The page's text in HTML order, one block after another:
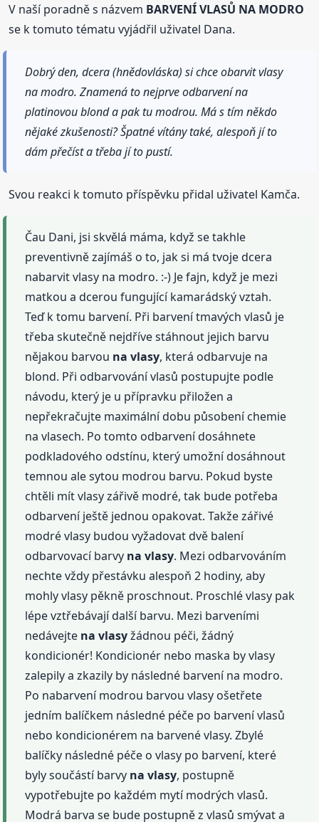
V naší poradně s názvem BARVENÍ VLASŮ NA MODRO
se k tomuto tématu vyjádřil uživatel Dana.
Dobrý den, dcera (hnědovláska) si chce obarvit vlasy
na modro. Znamená to nejprve odbarvení na
platinovou blond a pak tu modrou. Má s tím někdo
nějaké zkušenosti? Špatné vítány také, alespoň jí to
dám přečíst a třeba jí to pustí.
Svou reakci k tomuto příspěvku přidal uživatel Kamča.
Čau Dani, jsi skvělá máma, když se takhle
preventivně zajímáš o to, jak si má tvoje dcera
nabarvit vlasy na modro. :-) Je fajn, když je mezi
matkou a dcerou fungující kamarádský vztah.
Teď k tomu barvení. Při barvení tmavých vlasů je
třeba skutečně nejdříve stáhnout jejich barvu
nějakou barvou na vlasy, která odbarvuje na
blond. Při odbarvování vlasů postupujte podle
návodu, který je u přípravku přiložen a
nepřekračujte maximální dobu působení chemie
na vlasech. Po tomto odbarvení dosáhnete
podkladového odstínu, který umožní dosáhnout
temnou ale sytou modrou barvu. Pokud byste
chtěli mít vlasy zářivě modré, tak bude potřeba
odbarvení ještě jednou opakovat. Takže zářivé
modré vlasy budou vyžadovat dvě balení
odbarvovací barvy na vlasy. Mezi odbarvováním
nechte vždy přestávku alespoň 2 hodiny, aby
mohly vlasy pěkně proschnout. Proschlé vlasy pak
lépe vztřebávají další barvu. Mezi barveními
nedávejte na vlasyžádnou péči, žádný
kondicionér! Kondicionér nebo maska by vlasy
zalepily a zkazily by následné barvení na modro.
Po nabarvení modrou barvou vlasy ošetřete
jedním balíčkem následné péče po barvení vlasů
nebo kondicionérem na barvené vlasy. Zbylé
balíčky následné péče o vlasy po barvení, které
byly součástí barvy na vlasy, postupně
vypotřebujte po každém mytí modrých vlasů.
Modrá barva se bude postupně z vlasů smývat a